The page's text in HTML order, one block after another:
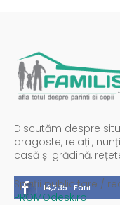
Discutăm despre
dragoste, relații,
casă și grădină,
14,235 Fani
Spații publicitare /
PROMOdesk.ro